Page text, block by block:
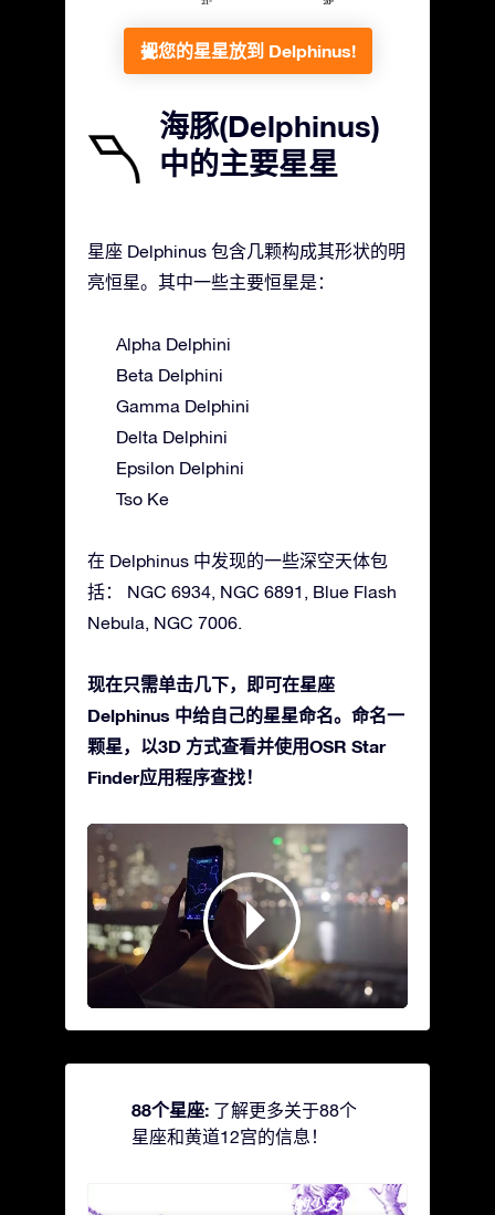
把您的星星放到 Delphinus!
海豚(Delphinus)
中的主要星星
星座 Delphinus 包含几颗构成其形状的明
亮恒星。其中一些主要恒星是：
Alpha Delphini
Beta Delphini
Gamma Delphini
Delta Delphini
Epsilon Delphini
Tso Ke
在 Delphinus 中发现的一些深空天体包
括： NGC 6934, NGC 6891, Blue Flash
Nebula, NGC 7006.
现在只需单击几下，即可在星座
Delphinus 中给自己的星星命名。命名一
颗星，以3D 方式查看并使用OSR Star
Finder应用程序查找！
88个星座: 了解更多关于88个
星座和黄道12宫的信息！
Andromeda - 被铁链锁着的少女